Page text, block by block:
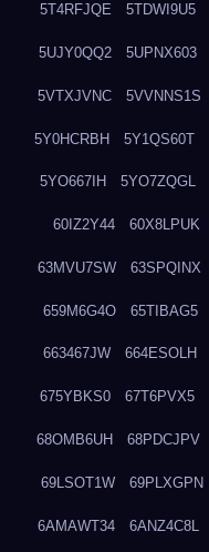
5T4RFJQE 5TDWI9U5
5UJY0QQ2 5UPNX603
5VTXJVNC 5VVNNS1S
5Y0HCRBH 5Y1QS60T
5YO667IH 5YO7ZQGL
60IZ2Y44 60X8LPUK
63MVU7SW 63SPQINX
659M6G4O 65TIBAG5
663467JW 664ESOLH
675YBKS0 67T6PVX5
68OMB6UH 68PDCJPV
69LSOT1W 69PLXGPN
6AMAWT34 6ANZ4C8L